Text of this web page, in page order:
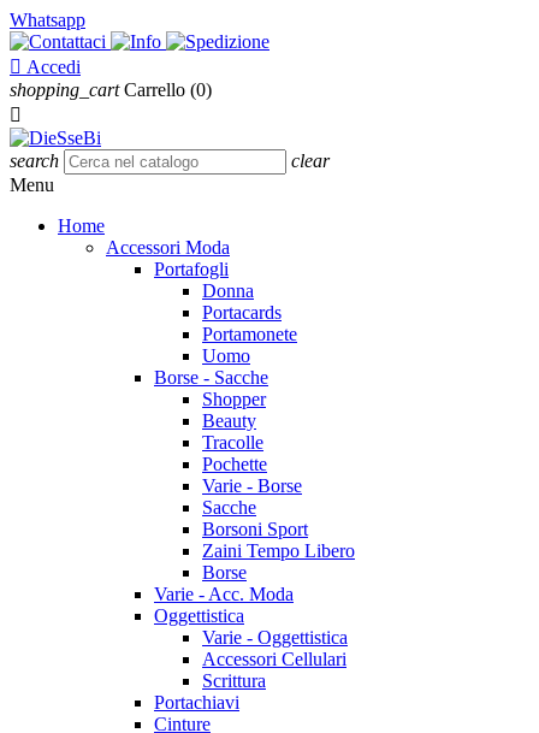
Whatsapp
 Accedi
shopping_cart Carrello (0)

search
clear
Menu
Home
Accessori Moda
Portafogli
Donna
Portacards
Portamonete
Uomo
Borse - Sacche
Shopper
Beauty
Tracolle
Pochette
Varie - Borse
Sacche
Borsoni Sport
Zaini Tempo Libero
Borse
Varie - Acc. Moda
Oggettistica
Varie - Oggettistica
Accessori Cellulari
Scrittura
Portachiavi
Cinture